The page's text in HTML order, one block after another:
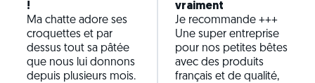
!
Ma chatte adore ses
croquettes et par
dessus tout sa pâtée
que nous lui donnons
depuis plusieurs mois.
vraiment
Je recommande +++
Une super entreprise
pour nos petites bêtes
avec des produits
français et de qualité,